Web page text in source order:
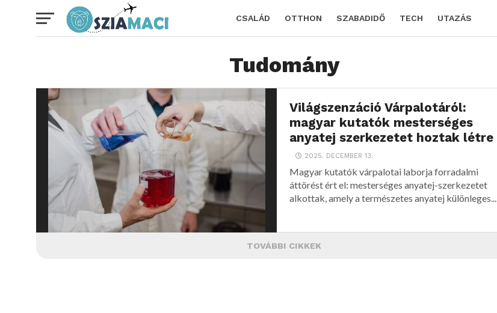
CSALÁD OTTHON SZABADIDŐ TECH UTAZÁS
Tudomány
Világszenzáció Várpalotáról:
magyar kutatók mesterséges
anyatej szerkezetet hoztak létre
2025. DECEMBER 13.
Magyar kutatók várpalotai laborja forradalmi
áttörést ért el: mesterséges anyatej-szerkezetet
alkottak, amely a természetes anyatej különleges...
TOVÁBBI CIKKEK